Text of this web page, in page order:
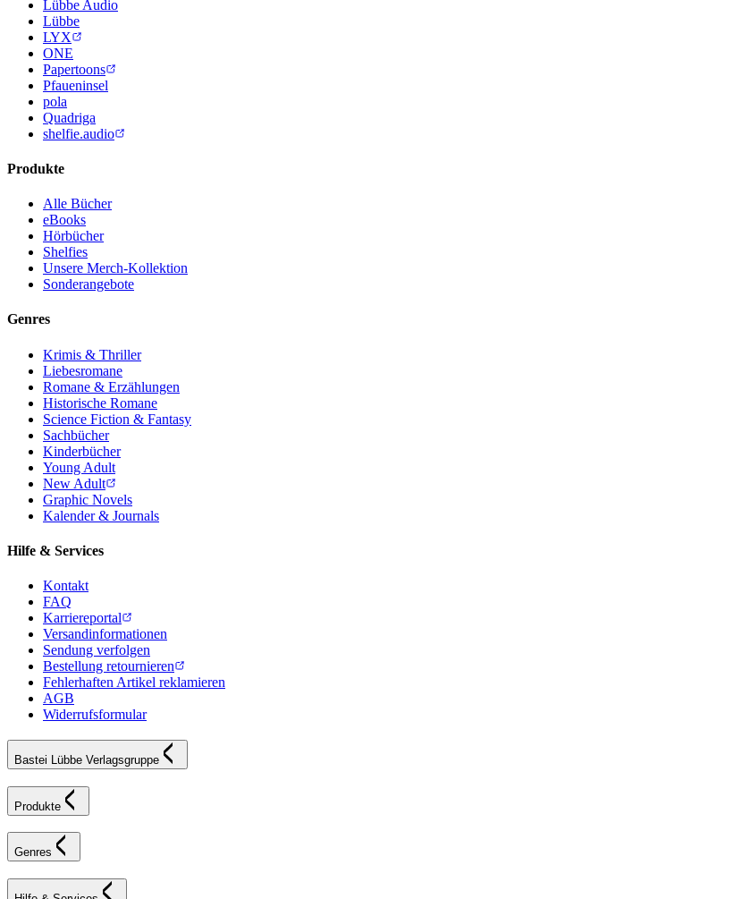
Lübbe Audio
Lübbe
LYX
ONE
Papertoons
Pfaueninsel
pola
Quadriga
shelfie.audio
Produkte
Alle Bücher
eBooks
Hörbücher
Shelfies
Unsere Merch-Kollektion
Sonderangebote
Genres
Krimis & Thriller
Liebesromane
Romane & Erzählungen
Historische Romane
Science Fiction & Fantasy
Sachbücher
Kinderbücher
Young Adult
New Adult
Graphic Novels
Kalender & Journals
Hilfe & Services
Kontakt
FAQ
Karriereportal
Versandinformationen
Sendung verfolgen
Bestellung retournieren
Fehlerhaften Artikel reklamieren
AGB
Widerrufsformular
Bastei Lübbe Verlagsgruppe
Produkte
Genres